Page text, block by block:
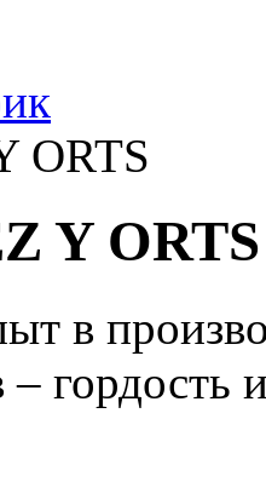
ORTS
Y ORTS
в
–